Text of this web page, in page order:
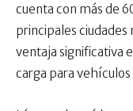
cuenta con más de
principales ciudades
ventaja significativa
carga para